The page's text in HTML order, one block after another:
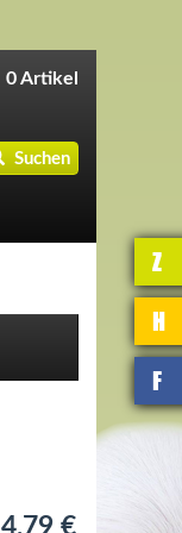
Z
H
F
0Artikel
Suchen
4,79 €